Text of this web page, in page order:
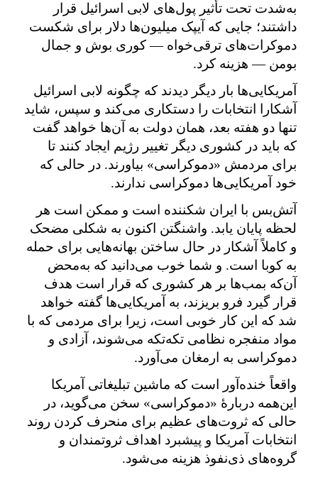
به‌شدت تحت تأثیر پول‌های لابی اسرائیل قرار
داشتند؛ جایی که آیپک میلیون‌ها دلار برای شکست
دموکرات‌های ترقی‌خواه — کوری بوش و جمال
بومن — هزینه کرد.
آمریکایی‌ها بار دیگر دیدند که چگونه لابی اسرائیل
آشکارا انتخابات را دستکاری می‌کند و سپس، شاید
تنها دو هفته بعد، همان دولت به آن‌ها خواهد گفت
که باید در کشوری دیگر تغییر رژیم ایجاد کنند تا
برای مردمش «دموکراسی» بیاورند. در حالی که
خود آمریکایی‌ها دموکراسی ندارند.
آتش‌بس با ایران شکننده است و ممکن است هر
لحظه پایان یابد. واشنگتن اکنون به شکلی مضحک
و کاملاً آشکار در حال ساختن بهانه‌هایی برای حمله
به کوبا است. و شما خوب می‌دانید که به‌محض
آن‌که بمب‌ها بر هر کشوری که قرار است هدف
قرار گیرد فرو بریزند، به آمریکایی‌ها گفته خواهد
شد که این کار خوبی است، زیرا برای مردمی که با
مواد منفجره نظامی تکه‌تکه می‌شوند، آزادی و
دموکراسی به ارمغان می‌آورد.
واقعاً خنده‌آور است که ماشین تبلیغاتی آمریکا
این‌همه دربارهٔ «دموکراسی» سخن می‌گوید، در
حالی که ثروت‌های عظیم برای منحرف کردن روند
انتخابات آمریکا و پیشبرد اهداف ثروتمندان و
گروه‌های ذی‌نفوذ هزینه می‌شود.